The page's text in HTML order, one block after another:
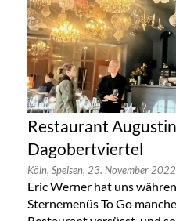
Restaurant
Dagobertviertel
Köln, Speisen, 23. November 2022
Eric Werner hat uns
Sternemenüs To Go